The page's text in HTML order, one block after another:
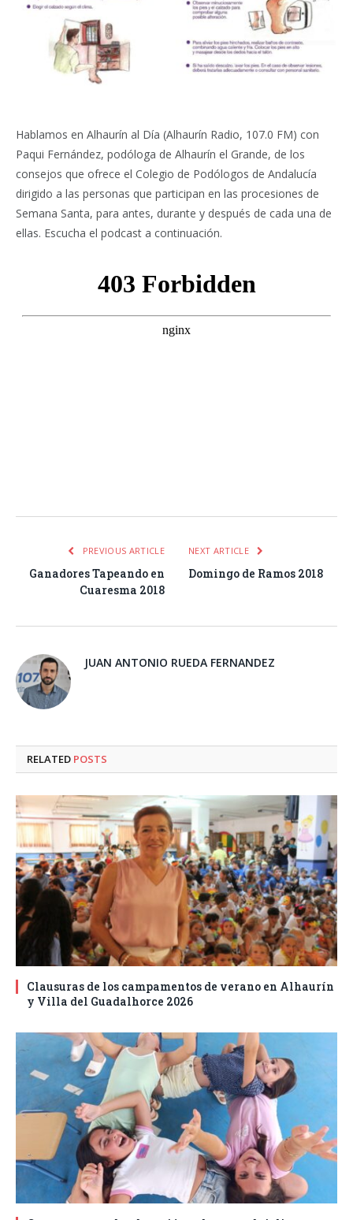
Hablamos en Alhaurín al Día (Alhaurín Radio, 107.0 FM) con
Paqui Fernández, podóloga de Alhaurín el Grande, de los
consejos que ofrece el Colegio de Podólogos de Andalucía
dirigido a las personas que participan en las procesiones de
Semana Santa, para antes, durante y después de cada una de
ellas. Escucha el podcast a continuación.
PREVIOUS ARTICLE
Ganadores Tapeando en
Cuaresma 2018
NEXT ARTICLE
Domingo de Ramos 2018
JUAN ANTONIO RUEDA FERNANDEZ
RELATED POSTS
Clausuras de los campamentos de verano en Alhaurín
y Villa del Guadalhorce 2026